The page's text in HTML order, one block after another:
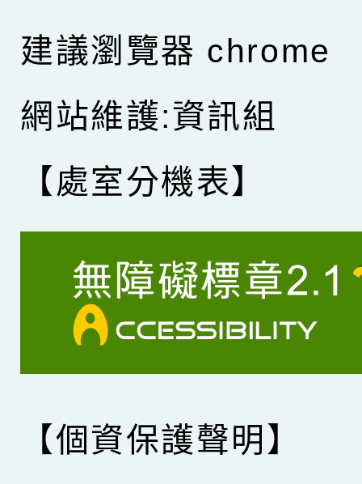
建議瀏覽器 chrome
網站維護:資訊組
【處室分機表】
【個資保護聲明】